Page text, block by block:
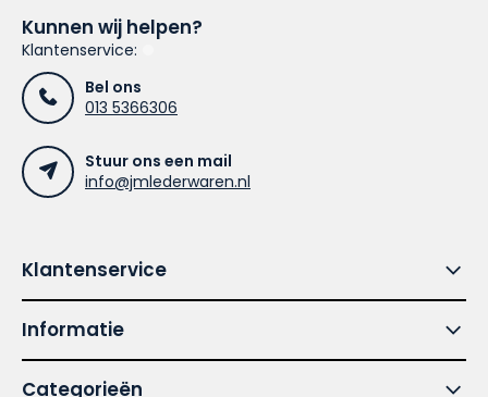
Kunnen wij helpen?
Klantenservice:
Bel ons
013 5366306
Stuur ons een mail
info@jmlederwaren.nl
Klantenservice
Informatie
Categorieën